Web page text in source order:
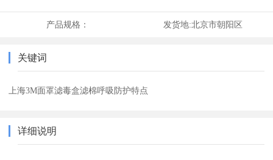
产品规格： 发货地:北京市朝阳区
关键词
上海3M面罩滤毒盒滤棉呼吸防护特点
详细说明